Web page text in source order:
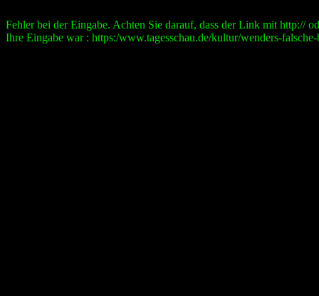
Fehler bei der Eingabe. Achten Sie darauf, dass der Link mit http://
Ihre Eingabe war : https:/www.tagesschau.de/kultur/wenders-